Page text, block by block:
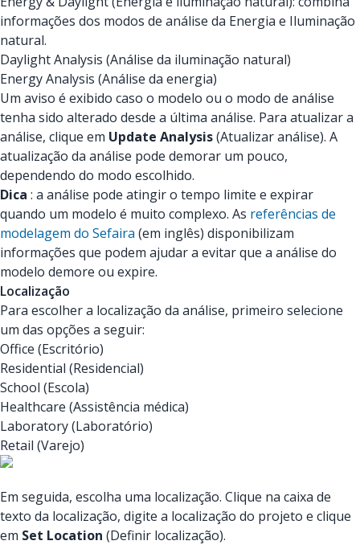
informações dos modos de análise da Energia e Iluminação
natural.
Daylight Analysis (Análise da iluminação natural)
Energy Analysis (Análise da energia)
Um aviso é exibido caso o modelo ou o modo de análise
tenha sido alterado desde a última análise. Para atualizar a
análise, clique em Update Analysis(Atualizar análise). A
atualização da análise pode demorar um pouco,
dependendo do modo escolhido.
Dica : a análise pode atingir o tempo limite e expirar
quando um modelo é muito complexo. As referências de
modelagem do Sefaira (em inglês) disponibilizam
informações que podem ajudar a evitar que a análise do
modelo demore ou expire.
Localização
Para escolher a localização da análise, primeiro selecione
um das opções a seguir:
Office (Escritório)
Residential (Residencial)
School (Escola)
Healthcare (Assistência médica)
Laboratory (Laboratório)
Retail (Varejo)
Em seguida, escolha uma localização. Clique na caixa de
texto da localização, digite a localização do projeto e clique
em Set Location (Definir localização).